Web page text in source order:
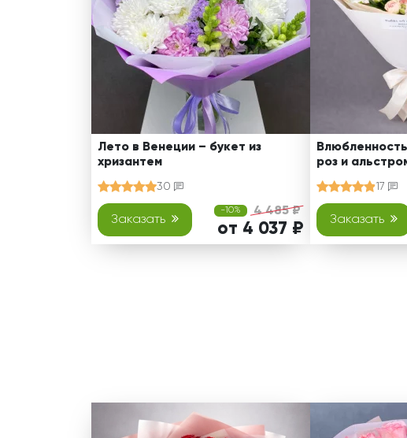
Лето в Венеции – букет из
хризантем
30
Заказать
-10% 4 485 ₽
от 4 037 ₽
роз и
17
Заказать